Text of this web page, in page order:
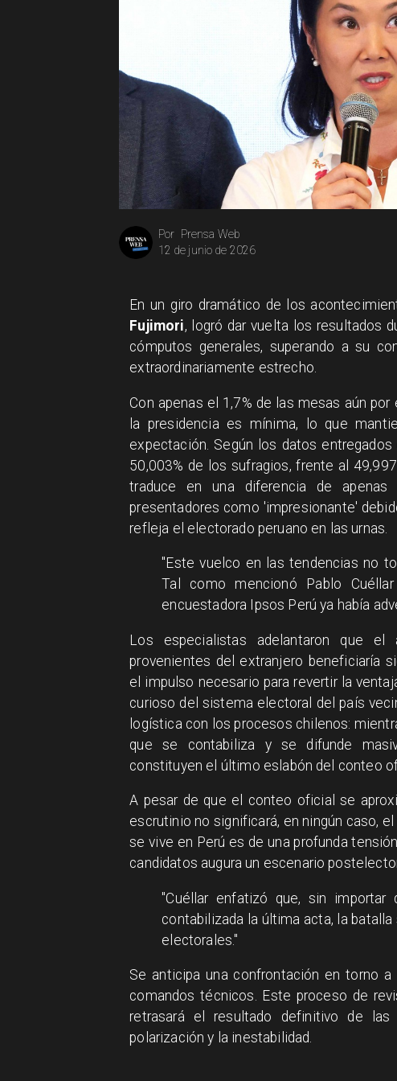
Prensa Web
Por
12 de junio de 2026
En un giro dramático de los
Fujimori, logró dar vuelta los resultados
cómputos generales, superando a su
extraordinariamente estrecho.
Con apenas el 1,7% de las mesas aún
la presidencia es mínima, lo que
expectación. Según los datos
50,003% de los sufragios, frente al
traduce en una diferencia de
presentadores como 'impresionante'
refleja el electorado peruano en las urnas.
"Este vuelco en las tendencias no
Tal como mencionó Pablo
encuestadora Ipsos Perú ya había
Los especialistas adelantaron que
provenientes del extranjero beneficiaría
el impulso necesario para revertir la
curioso del sistema electoral del país
logística con los procesos chilenos:
que se contabiliza y se difunde
constituyen el último eslabón del conteo
A pesar de que el conteo oficial se
escrutinio no significará, en ningún caso,
se vive en Perú es de una profunda
candidatos augura un escenario
"Cuéllar enfatizó que, sin
contabilizada la última acta, la
electorales."
Se anticipa una confrontación en torno
comandos técnicos. Este proceso de
retrasará el resultado definitivo de
polarización y la inestabilidad.